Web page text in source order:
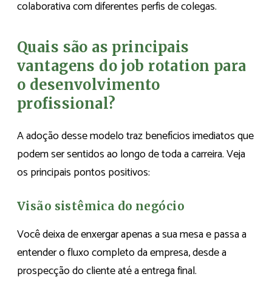
colaborativa com diferentes perfis de colegas.
Quais são as principais
vantagens do job rotation para
o desenvolvimento
profissional?
A adoção desse modelo traz benefícios imediatos que
podem ser sentidos ao longo de toda a carreira. Veja
os principais pontos positivos:
Visão sistêmica do negócio
Você deixa de enxergar apenas a sua mesa e passa a
entender o fluxo completo da empresa, desde a
prospecção do cliente até a entrega final.